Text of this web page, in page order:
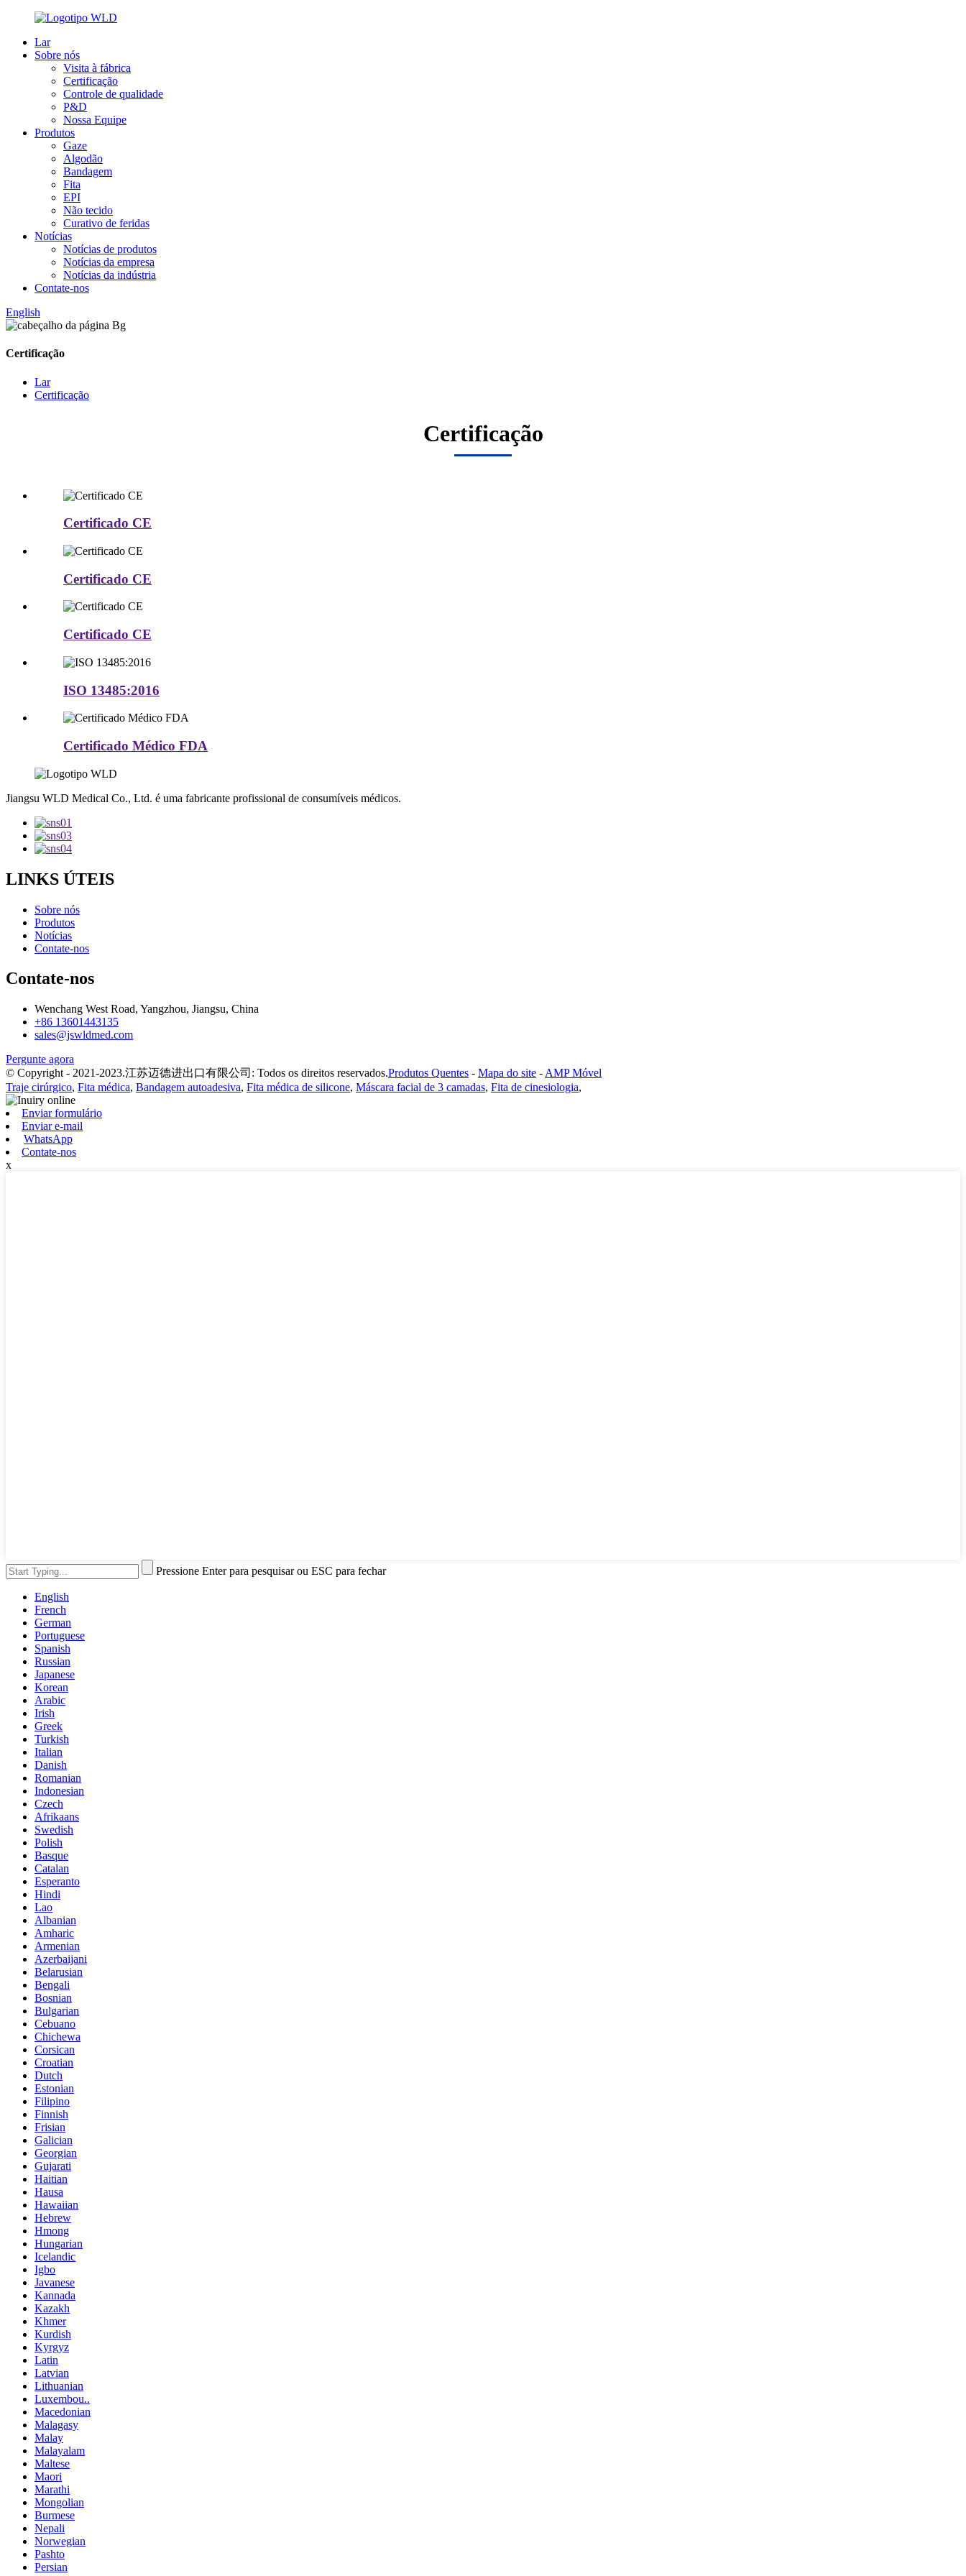
Lar
Sobre nós
Visita à fábrica
Certificação
Controle de qualidade
P&D
Nossa Equipe
Produtos
Gaze
Algodão
Bandagem
Fita
EPI
Não tecido
Curativo de feridas
Notícias
Notícias de produtos
Notícias da empresa
Notícias da indústria
Contate-nos
English
Certificação
Lar
Certificação
Certificação
Certificado CE
Certificado CE
Certificado CE
ISO 13485:2016
Certificado Médico FDA
Jiangsu WLD Medical Co., Ltd. é uma fabricante profissional de consumíveis médicos.
LINKS ÚTEIS
Sobre nós
Produtos
Notícias
Contate-nos
Contate-nos
Wenchang West Road, Yangzhou, Jiangsu, China
+86 13601443135
sales@jswldmed.com
Pergunte agora
© Copyright - 2021-2023.江苏迈德进出口有限公司: Todos os direitos reservados.Produtos Quentes - Mapa do site - AMP Móvel
Traje cirúrgico, Fita médica, Bandagem autoadesiva, Fita médica de silicone, Máscara facial de 3 camadas, Fita de cinesiologia,
Enviar formulário
Enviar e-mail
WhatsApp
Contate-nos
x
Pressione Enter para pesquisar ou ESC para fechar
English
French
German
Portuguese
Spanish
Russian
Japanese
Korean
Arabic
Irish
Greek
Turkish
Italian
Danish
Romanian
Indonesian
Czech
Afrikaans
Swedish
Polish
Basque
Catalan
Esperanto
Hindi
Lao
Albanian
Amharic
Armenian
Azerbaijani
Belarusian
Bengali
Bosnian
Bulgarian
Cebuano
Chichewa
Corsican
Croatian
Dutch
Estonian
Filipino
Finnish
Frisian
Galician
Georgian
Gujarati
Haitian
Hausa
Hawaiian
Hebrew
Hmong
Hungarian
Icelandic
Igbo
Javanese
Kannada
Kazakh
Khmer
Kurdish
Kyrgyz
Latin
Latvian
Lithuanian
Luxembou..
Macedonian
Malagasy
Malay
Malayalam
Maltese
Maori
Marathi
Mongolian
Burmese
Nepali
Norwegian
Pashto
Persian